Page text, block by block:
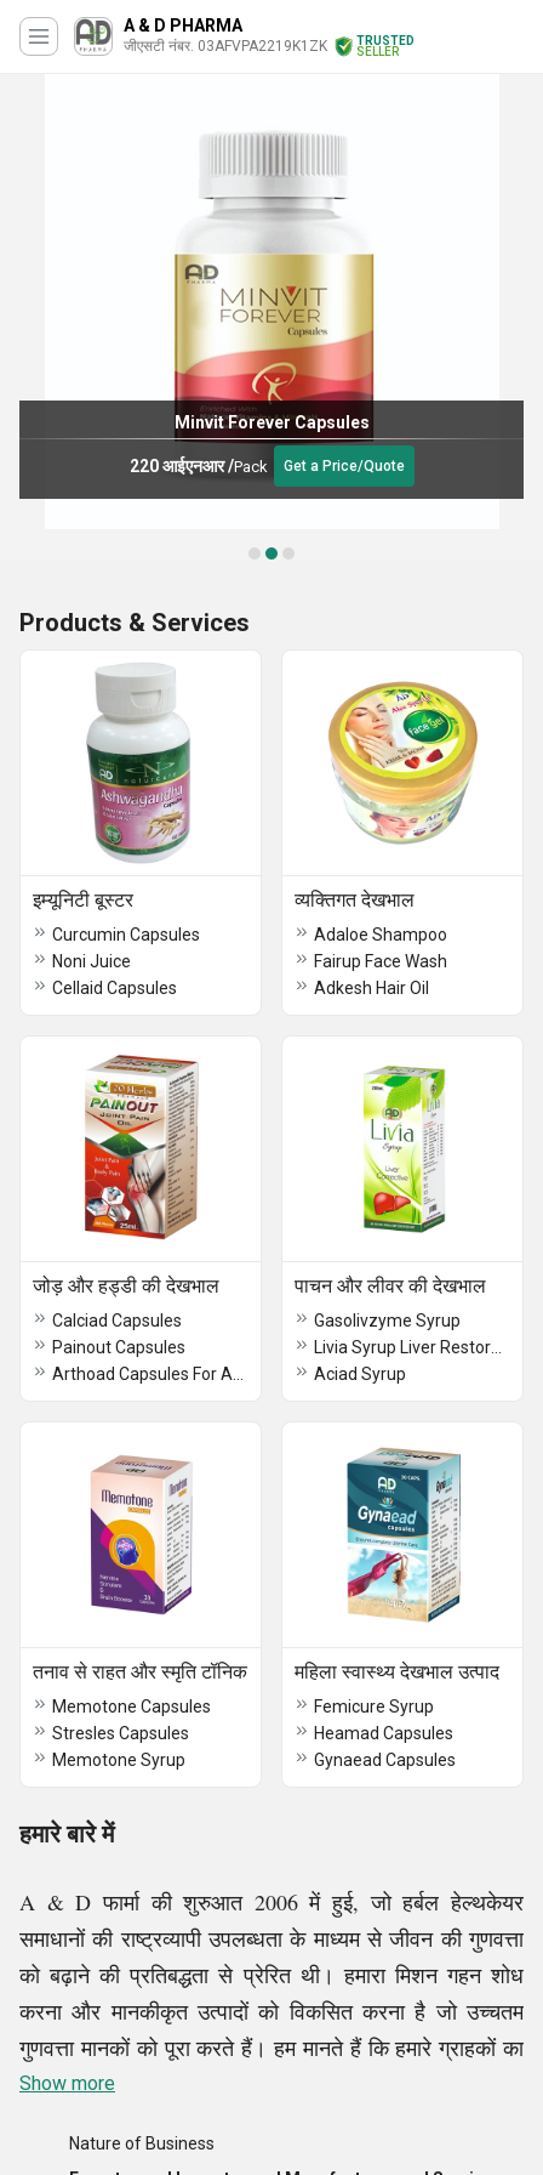
A & D PHARMA
जीएसटी नंबर. 03AFVPA2219K1ZK
TRUSTED
SELLER
Minvit Forever Capsules
220 आईएनआर/Pack Get a Price/Quote
Products & Services
इम्यूनिटी बूस्टर
Curcumin Capsules
Noni Juice
Cellaid Capsules
व्यक्तिगत देखभाल
Adaloe Shampoo
Fairup Face Wash
Adkesh Hair Oil
जोड़ और हड्डी की देखभाल
Calciad Capsules
Painout Capsules
पाचन और लीवर की देखभाल
Gasolivzyme Syrup
Aciad Syrup
तनाव से राहत और स्मृति टॉनिक
Memotone Capsules
Stresles Capsules
Memotone Syrup
महिला स्वास्थ्य देखभाल उत्पाद
Femicure Syrup
Heamad Capsules
Gynaead Capsules
हमारे बारे में
A & D फार्मा की शुरुआत 2006 में हुई, जो हर्बल हेल्थकेयर
समाधानों की राष्ट्रव्यापी उपलब्धता के माध्यम से जीवन की गुणवत्ता
को बढ़ाने की प्रतिबद्धता से प्रेरित थी। हमारा मिशन गहन शोध
करना और मानकीकृत उत्पादों को विकसित करना है जो उच्चतम
गुणवत्ता मानकों को पूरा करते हैं। हम मानते हैं कि हमारे ग्राहकों का
अत्यधिक महत्व है, और इसलिए, उनकी संतुष्टि हमारी सर्वोच्च
का विश्वास अर्जित करने के लिए समर्पित हैं, विशेष रूप से हमारे
Show more
Nature of Business